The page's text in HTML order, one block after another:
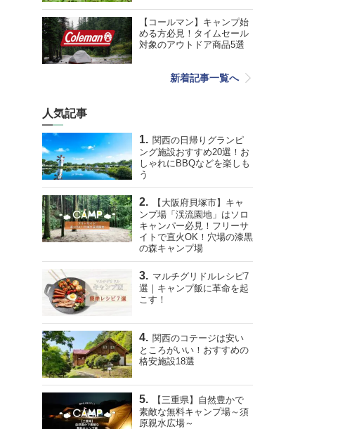
【コールマン】キャンプ始
める方必見！タイムセール
対象のアウトドア商品5選
新着記事一覧へ
人気記事
関西の日帰りグランピ
ング施設おすすめ20選！お
しゃれにBBQなどを楽しも
う
【大阪府貝塚市】キャ
ンプ場「渓流園地」はソロ
キャンパー必見！フリーサ
イトで直火OK！穴場の漆黒
の森キャンプ場
マルチグリドルレシピ7
選｜キャンプ飯に革命を起
こす！
関西のコテージは安い
ところがいい！おすすめの
格安施設18選
【三重県】自然豊かで
素敵な無料キャンプ場～須
原親水広場～